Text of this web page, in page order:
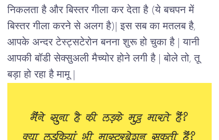
निकलता है और बिस्तर गीला कर देता है (ये बचपन में
बिस्तर गीला करने से अलग है)| इस सब का मतलब है,
आपके अन्दर टेस्ट्सटेरोन बनना शुरू हो चुका है | यानी
आपकी बॉडी सेक्सुअली मैच्योर होने लगी है | बोले तो, तू
बड़ा हो रहा है मामू |